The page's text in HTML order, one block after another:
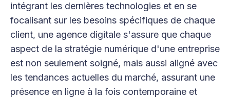
intégrant les dernières technologies et en se
focalisant sur les besoins spécifiques de chaque
client, une agence digitale s'assure que chaque
aspect de la stratégie numérique d'une entreprise
est non seulement soigné, mais aussi aligné avec
les tendances actuelles du marché, assurant une
présence en ligne à la fois contemporaine et